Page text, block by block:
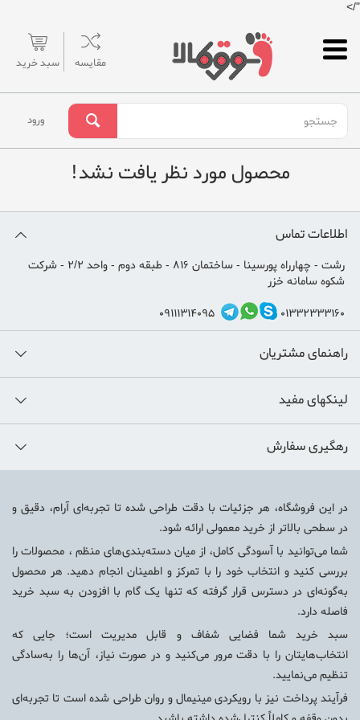
"/>
مقایسه سبد خرید
ورود
محصول مورد نظر یافت نشد!
اطلاعات تماس
رشت - چهارراه پورسینا - ساختمان 816 - طبقه دوم - واحد 2/2 - شرکت
شکوه سامانه خزر
01332333160
09111314095
راهنمای مشتریان
لینکهای مفید
رهگیری سفارش
در این فروشگاه، هر جزئیات با دقت طراحی شده تا تجربه‌ای آرام، دقیق و
در سطحی بالاتر از خرید معمولی ارائه شود.
شما می‌توانید با آسودگی کامل، از میان دسته‌بندی‌های منظم ، محصولات را
بررسی کنید و انتخاب خود را با تمرکز و اطمینان انجام دهید. هر محصول
به‌گونه‌ای در دسترس قرار گرفته که تنها یک گام با افزودن به سبد خرید
فاصله دارد.
سبد خرید شما فضایی شفاف و قابل مدیریت است؛ جایی که
انتخاب‌هایتان را با دقت مرور می‌کنید و در صورت نیاز، آن‌ها را به‌سادگی
تنظیم می‌نمایید.
فرآیند پرداخت نیز با رویکردی مینیمال و روان طراحی شده است تا تجربه‌ای